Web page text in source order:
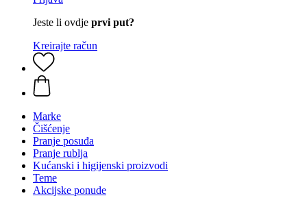
Jeste li ovdje prvi put?
Kreirajte račun
Marke
Čišćenje
Pranje posuđa
Pranje rublja
Kućanski i higijenski proizvodi
Teme
Akcijske ponude